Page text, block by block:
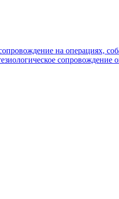
на операциях,
сопровождение